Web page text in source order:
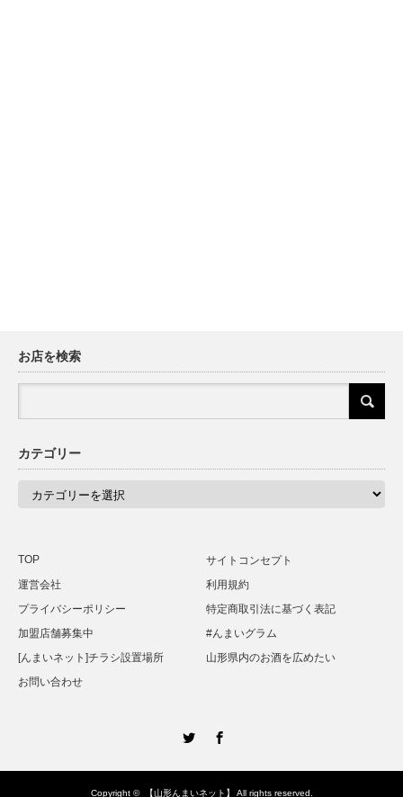
お店を検索
カテゴリー
TOP
サイトコンセプト
運営会社
利用規約
プライバシーポリシー
特定商取引法に基づく表記
加盟店舗募集中
#んまいグラム
[んまいネット]チラシ設置場所
山形県内のお酒を広めたい
お問い合わせ
Copyright © 【山形んまいネット】 All rights reserved.